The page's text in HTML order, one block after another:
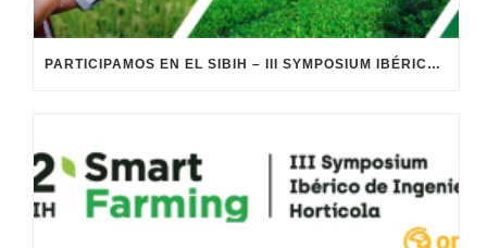
PARTICIPAMOS EN EL SIBIH – III SYMPOSIUM IBÉRICO DE INGENIERIA HORTÍCOLA (SMART FARMING)